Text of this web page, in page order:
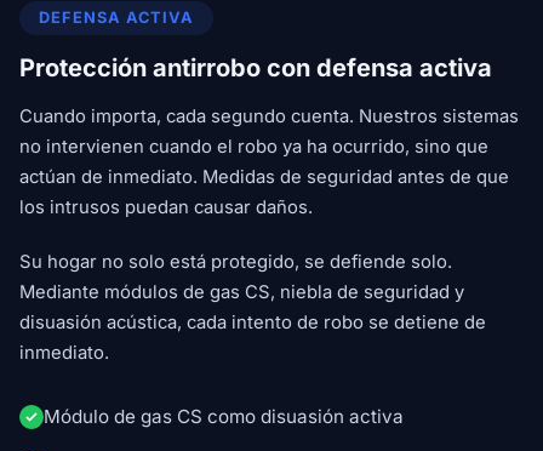
DEFENSA ACTIVA
Protección antirrobo con defensa activa
Cuando importa, cada segundo cuenta. Nuestros sistemas
no intervienen cuando el robo ya ha ocurrido, sino que
actúan de inmediato. Medidas de seguridad antes de que
los intrusos puedan causar daños.
Su hogar no solo está protegido, se defiende solo.
Mediante módulos de gas CS, niebla de seguridad y
disuasión acústica, cada intento de robo se detiene de
inmediato.
Módulo de gas CS como disuasión activa